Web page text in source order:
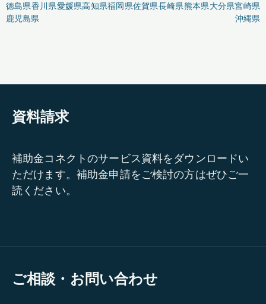
徳島県香川県愛媛県高知県福岡県佐賀県長崎県熊本県大分県宮崎県
鹿児島県
沖縄県
資料請求
補助金コネクトのサービス資料をダウンロードい
ただけます。補助金申請をご検討の方はぜひご一
読ください。
ご相談・お問い合わせ